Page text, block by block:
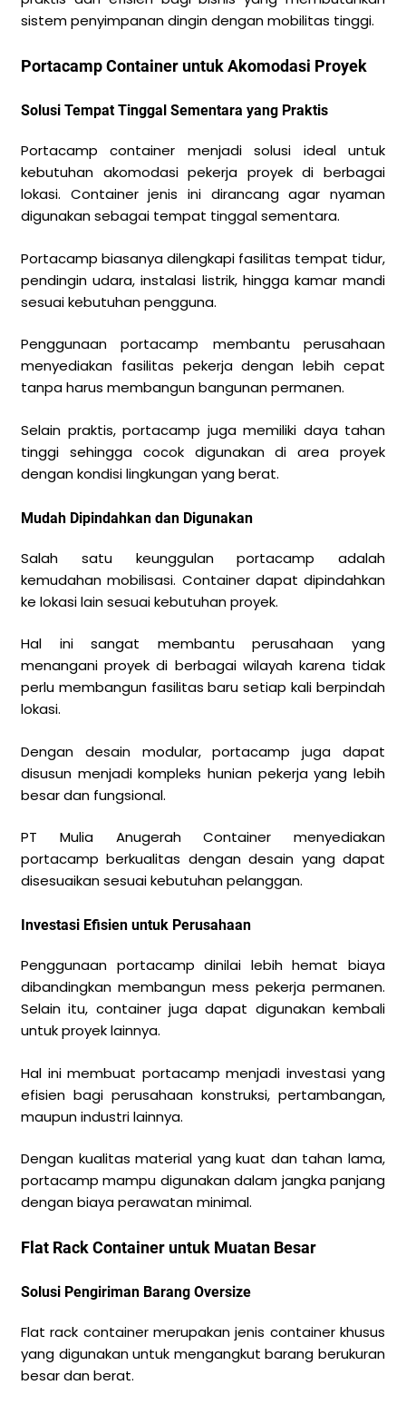
sistem penyimpanan dingin dengan mobilitas tinggi.
Portacamp Container untuk Akomodasi Proyek
Solusi Tempat Tinggal Sementara yang Praktis
Portacamp container menjadi solusi ideal untuk
kebutuhan akomodasi pekerja proyek di berbagai
lokasi. Container jenis ini dirancang agar nyaman
digunakan sebagai tempat tinggal sementara.
Portacamp biasanya dilengkapi fasilitas tempat tidur,
pendingin udara, instalasi listrik, hingga kamar mandi
sesuai kebutuhan pengguna.
Penggunaan portacamp membantu perusahaan
menyediakan fasilitas pekerja dengan lebih cepat
tanpa harus membangun bangunan permanen.
Selain praktis, portacamp juga memiliki daya tahan
tinggi sehingga cocok digunakan di area proyek
dengan kondisi lingkungan yang berat.
Mudah Dipindahkan dan Digunakan
Salah satu keunggulan portacamp adalah
kemudahan mobilisasi. Container dapat dipindahkan
ke lokasi lain sesuai kebutuhan proyek.
Hal ini sangat membantu perusahaan yang
menangani proyek di berbagai wilayah karena tidak
perlu membangun fasilitas baru setiap kali berpindah
lokasi.
Dengan desain modular, portacamp juga dapat
disusun menjadi kompleks hunian pekerja yang lebih
besar dan fungsional.
PT Mulia Anugerah Container menyediakan
portacamp berkualitas dengan desain yang dapat
disesuaikan sesuai kebutuhan pelanggan.
Investasi Efisien untuk Perusahaan
Penggunaan portacamp dinilai lebih hemat biaya
dibandingkan membangun mess pekerja permanen.
Selain itu, container juga dapat digunakan kembali
untuk proyek lainnya.
Hal ini membuat portacamp menjadi investasi yang
efisien bagi perusahaan konstruksi, pertambangan,
maupun industri lainnya.
Dengan kualitas material yang kuat dan tahan lama,
portacamp mampu digunakan dalam jangka panjang
dengan biaya perawatan minimal.
Flat Rack Container untuk Muatan Besar
Solusi Pengiriman Barang Oversize
Flat rack container merupakan jenis container khusus
yang digunakan untuk mengangkut barang berukuran
besar dan berat.